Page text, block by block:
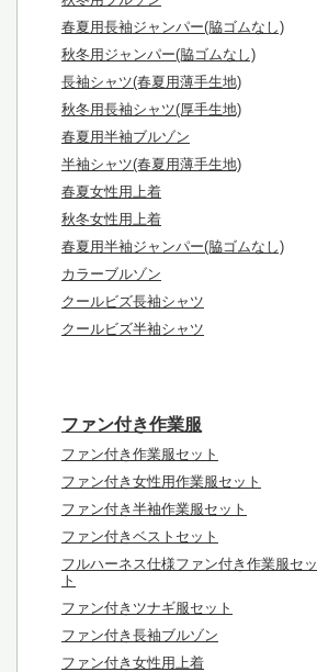
春夏用長袖ジャンパー(脇ゴムなし)
秋冬用ジャンパー(脇ゴムなし)
長袖シャツ(春夏用薄手生地)
秋冬用長袖シャツ(厚手生地)
春夏用半袖ブルゾン
半袖シャツ(春夏用薄手生地)
春夏女性用上着
秋冬女性用上着
春夏用半袖ジャンパー(脇ゴムなし)
カラーブルゾン
クールビズ長袖シャツ
クールビズ半袖シャツ
ファン付き作業服
ファン付き作業服セット
ファン付き女性用作業服セット
ファン付き半袖作業服セット
ファン付きベストセット
フルハーネス仕様ファン付き作業服セッ
ト
ファン付きツナギ服セット
ファン付き長袖ブルゾン
ファン付き女性用上着